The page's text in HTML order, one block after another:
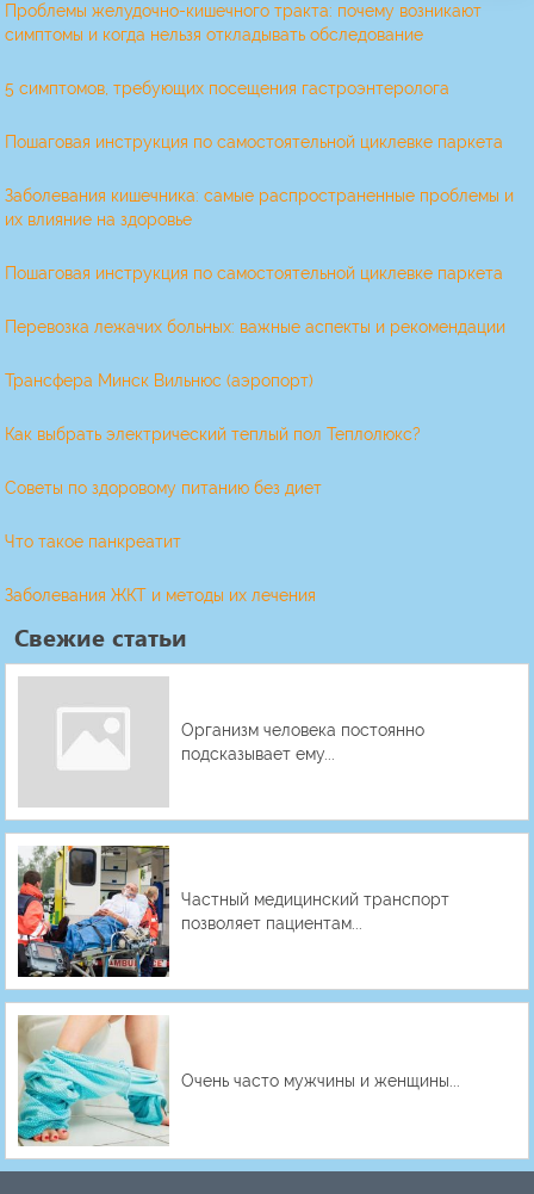
Проблемы желудочно-кишечного тракта: почему возникают
симптомы и когда нельзя откладывать обследование
5 симптомов, требующих посещения гастроэнтеролога
Пошаговая инструкция по самостоятельной циклевке паркета
Заболевания кишечника: самые распространенные проблемы и
их влияние на здоровье
Пошаговая инструкция по самостоятельной циклевке паркета
Перевозка лежачих больных: важные аспекты и рекомендации
Трансфера Минск Вильнюс (аэропорт)
Как выбрать электрический теплый пол Теплолюкс?
Советы по здоровому питанию без диет
Что такое панкреатит
Заболевания ЖКТ и методы их лечения
Свежие статьи
Организм человека постоянно
подсказывает ему...
Частный медицинский транспорт
позволяет пациентам...
Очень часто мужчины и женщины...